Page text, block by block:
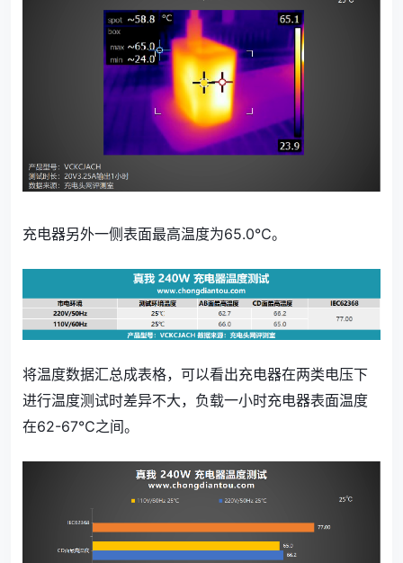
充电器另外一侧表面最高温度为65.0℃。
将温度数据汇总成表格，可以看出充电器在两类电压下
进行温度测试时差异不大，负载一小时充电器表面温度
在62-67℃之间。